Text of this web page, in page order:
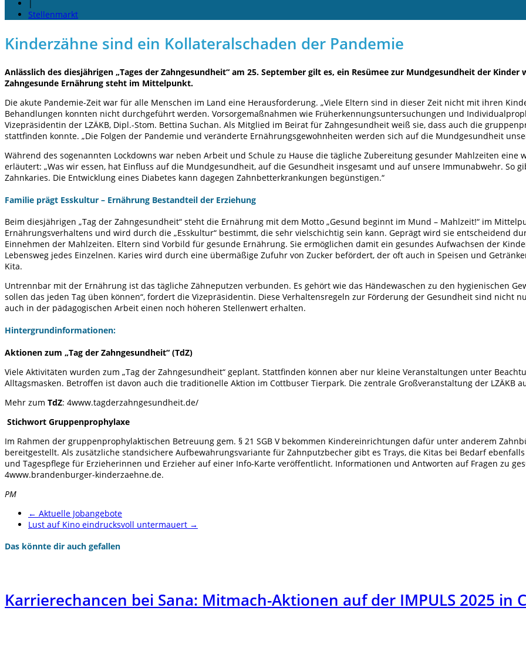
|
Stellenmarkt
Kinderzähne sind ein Kollateralschaden der Pandemie
Anlässlich des diesjährigen „Tages der Zahngesundheit“ am 25. September gilt es, ein Resümee zur Mundgesundheit der
Zahngesunde Ernährung steht im Mittelpunkt.
Die akute Pandemie-Zeit war für alle Menschen im Land eine Herausforderung. „Viele Eltern sind in dieser Zeit nicht mit ihren
Behandlungen konnten nicht durchgeführt werden. Vorsorgemaßnahmen wie Früherkennungsuntersuchungen und
Vizepräsidentin der LZÄKB, Dipl.-Stom. Bettina Suchan. Als Mitglied im Beirat für Zahngesundheit weiß sie, dass auch die
stattfinden konnte. „Die Folgen der Pandemie und veränderte Ernährungsgewohnheiten werden sich auf die Mundgesundheit
Während des sogenannten Lockdowns war neben Arbeit und Schule zu Hause die tägliche Zubereitung gesunder Mahlzeiten
erläutert: „Was wir essen, hat Einfluss auf die Mundgesundheit, auf die Gesundheit insgesamt und auf unsere Immunabwehr. So
Zahnkaries. Die Entwicklung eines Diabetes kann dagegen Zahnbetterkrankungen begünstigen.“
Familie prägt Esskultur – Ernährung Bestandteil der Erziehung
Beim diesjährigen „Tag der Zahngesundheit“ steht die Ernährung mit dem Motto „Gesund beginnt im Mund – Mahlzeit!“ im
Ernährungsverhaltens und wird durch die „Esskultur“ bestimmt, die sehr vielschichtig sein kann. Geprägt wird sie entscheidend
Einnehmen der Mahlzeiten. Eltern sind Vorbild für gesunde Ernährung. Sie ermöglichen damit ein gesundes Aufwachsen der
Lebensweg jedes Einzelnen. Karies wird durch eine übermäßige Zufuhr von Zucker befördert, der oft auch in Speisen und
Kita.
Untrennbar mit der Ernährung ist das tägliche Zähneputzen verbunden. Es gehört wie das Händewaschen zu den hygienischen
sollen das jeden Tag üben können“, fordert die Vizepräsidentin. Diese Verhaltensregeln zur Förderung der Gesundheit sind nicht
auch in der pädagogischen Arbeit einen noch höheren Stellenwert erhalten.
Hintergrundinformationen:
Aktionen zum „Tag der Zahngesundheit“ (TdZ)
Viele Aktivitäten wurden zum „Tag der Zahngesundheit“ geplant. Stattfinden können aber nur kleine Veranstaltungen unter
Alltagsmasken. Betroffen ist davon auch die traditionelle Aktion im Cottbuser Tierpark. Die zentrale Großveranstaltung der LZÄKB
Mehr zum TdZ: 4www.tagderzahngesundheit.de/
Stichwort Gruppenprophylaxe
Im Rahmen der gruppenprophylaktischen Betreuung gem. § 21 SGB V bekommen Kindereinrichtungen dafür unter anderem
bereitgestellt. Als zusätzliche standsichere Aufbewahrungsvariante für Zahnputzbecher gibt es Trays, die Kitas bei Bedarf
und Tagespflege für Erzieherinnen und Erzieher auf einer Info-Karte veröffentlicht. Informationen und Antworten auf Fragen zu
4www.brandenburger-kinderzaehne.de.
PM
← Aktuelle Jobangebote
Lust auf Kino eindrucksvoll untermauert →
Das könnte dir auch gefallen
Karrierechancen bei Sana: Mitmach-Aktionen auf der IMPULS 2025 in